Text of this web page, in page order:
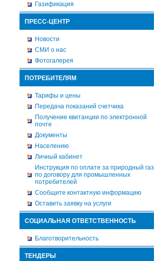
Газификация
ПРЕСС-ЦЕНТР
Новости
СМИ о нас
Фотогалерея
ПОТРЕБИТЕЛЯМ
Тарифы и цены
Передача показаний счетчика
Получение квитанции по электронной
почте
Документы
Населению
Личный кабинет
Инструкция по оплате за природный газ
по договору для промышленных
потребителей
Сообщите контактную информацию
Оставить заявку на услуги
СОЦИАЛЬНАЯ ОТВЕТСТВЕННОСТЬ
Благотворительность
ТЕНДЕРЫ